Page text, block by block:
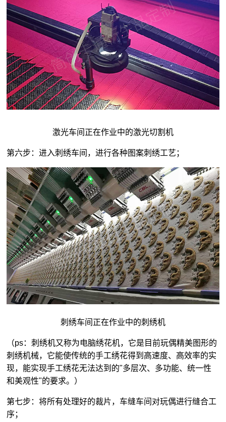
激光车间正在作业中的激光切割机
第六步：进入刺绣车间，进行各种图案刺绣工艺；
刺绣车间正在作业中的刺绣机
（ps：刺绣机又称为电脑绣花机，它是目前玩偶精美图形的
刺绣机械，它能使传统的手工绣花得到高速度、高效率的实
现，能实现手工绣花无法达到的"多层次、多功能、统一性
和美观性"的要求。）
第七步：将所有处理好的裁片，车缝车间对玩偶进行缝合工
序；